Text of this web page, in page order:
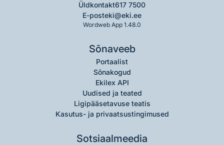
Üldkontakt617 7500
E-posteki@eki.ee
Wordweb App 1.48.0
Sõnaveeb
Portaalist
Sõnakogud
Ekilex API
Uudised ja teated
Ligipääsetavuse teatis
Kasutus- ja privaatsustingimused
Sotsiaalmeedia